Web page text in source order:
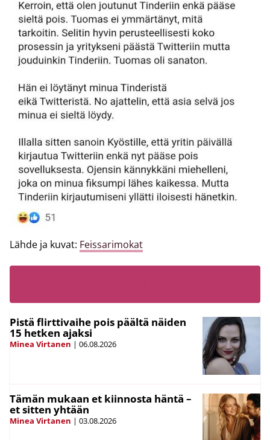
Lähde ja kuvat: Feissarimokat
Pistä flirttivaihe pois päältä näiden
15 hetken ajaksi
Minea Virtanen | 06.08.2026
Tämän mukaan et kiinnosta häntä –
et sitten yhtään
Minea Virtanen | 03.08.2026